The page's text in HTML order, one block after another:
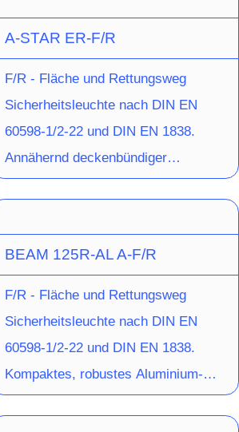
A-STAR ER-F/R
F/R - Fläche und Rettungsweg
Sicherheitsleuchte nach DIN EN
60598-1/2-22 und DIN EN 1838.
Annähernd deckenbündiger
weiss oder schwarz in runder
Ausführung für Deckeneinbau. Zur
Senkung der Wartungskosten kann
bei der Einzelbatterievariante der
Akku über ein Click-System
werkzeuglos ausgetauscht werden.
Die Optik für Flächenausleuchtung
BEAM 125R-AL A-F/R
F/R - Fläche und Rettungsweg
Sicherheitsleuchte nach DIN EN
60598-1/2-22 und DIN EN 1838.
Kompaktes, robustes Aluminium-